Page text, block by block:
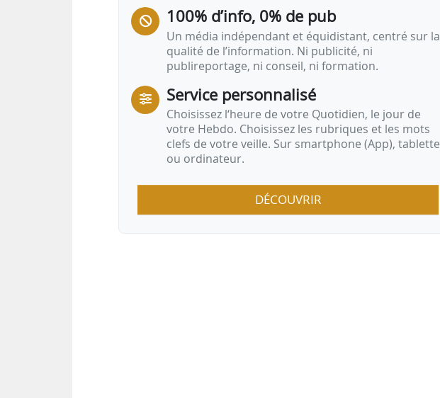
100% d’info, 0% de pub
Un média indépendant et équidistant, centré sur la
qualité de l’information. Ni publicité, ni
publireportage, ni conseil, ni formation.
Service personnalisé
Choisissez l‘heure de votre Quotidien, le jour de
votre Hebdo. Choisissez les rubriques et les mots
clefs de votre veille. Sur smartphone (App), tablette
ou ordinateur.
DÉCOUVRIR